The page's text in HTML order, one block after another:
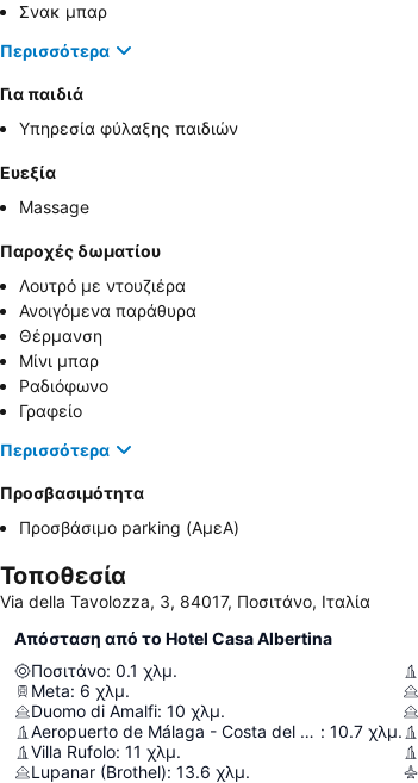
Σνακ μπαρ
Περισσότερα
Για παιδιά
Υπηρεσία φύλαξης παιδιών
Ευεξία
Massage
Παροχές δωματίου
Λουτρό με ντουζιέρα
Ανοιγόμενα παράθυρα
Θέρμανση
Μίνι μπαρ
Ραδιόφωνο
Γραφείο
Περισσότερα
Προσβασιμότητα
Προσβάσιμο parking (ΑμεΑ)
Τοποθεσία
Via della Tavolozza, 3, 84017, Ποσιτάνο, Ιταλία
Απόσταση από το Hotel Casa Albertina
Ποσιτάνο: 0.1 χλμ.
Meta: 6 χλμ.
Duomo di Amalfi: 10 χλμ.
Aeropuerto de Málaga - Costa del Sol : 10.7 χλμ.
Villa Rufolo: 11 χλμ.
Lupanar (Brothel): 13.6 χλμ.